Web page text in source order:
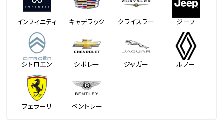
インフィニティ キャデラック クライスラー ジープ
シトロエン シボレー ジャガー ルノー
フェラーリ ベントレー